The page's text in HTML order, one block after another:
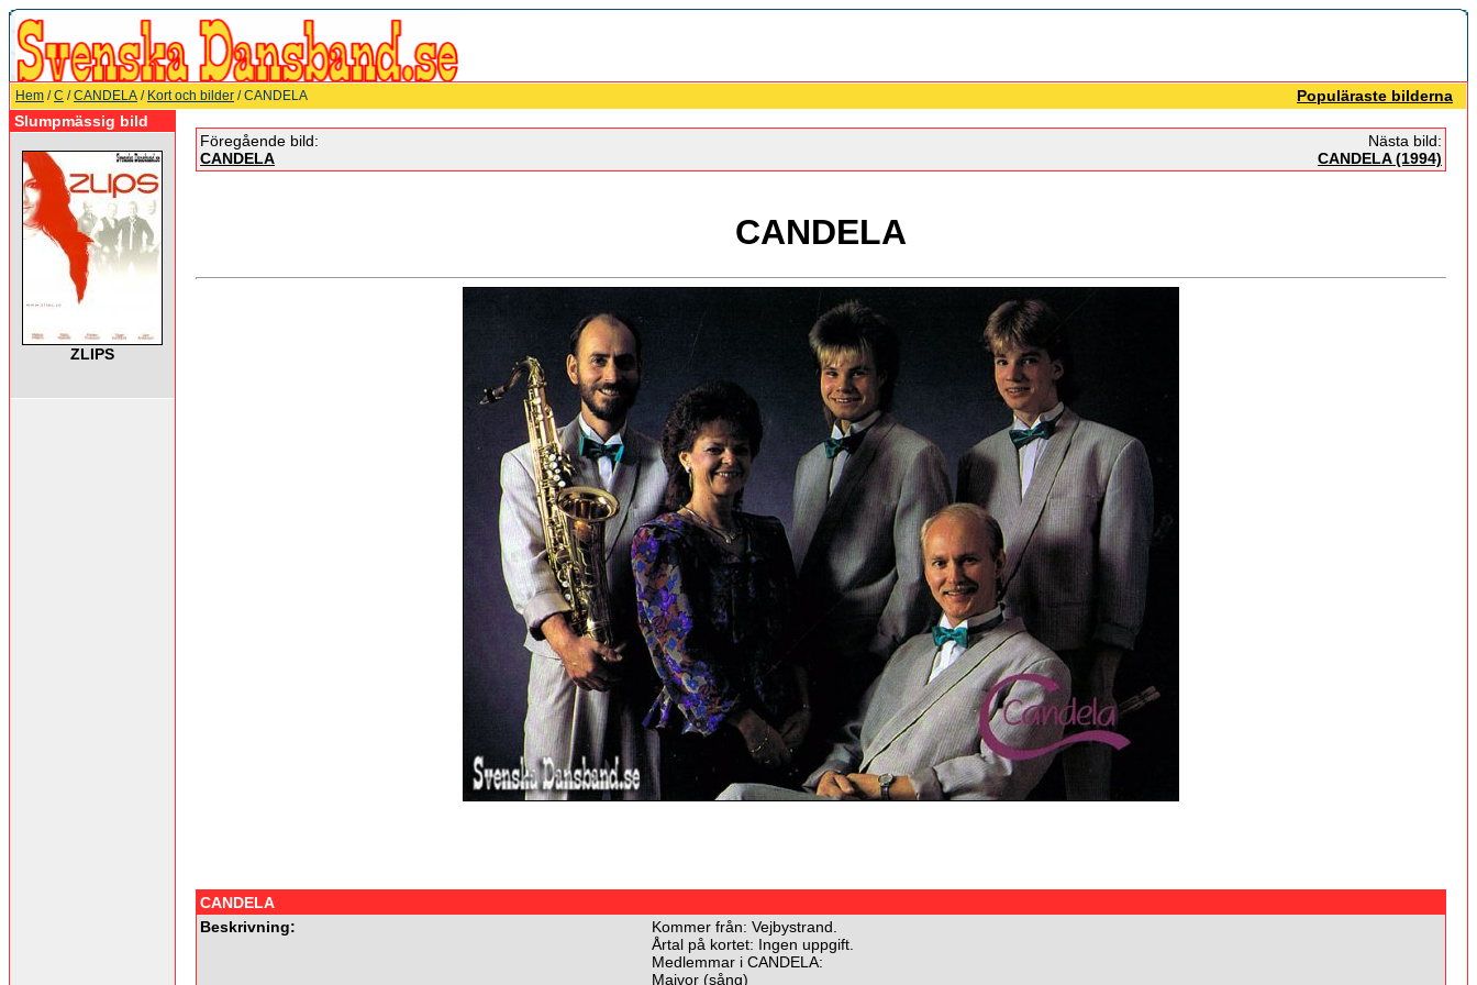
Hem /C /CANDELA / Kort och bilder / CANDELA
Populäraste bilderna
Slumpmässig bild
ZLIPS
Föregående bild:
CANDELA
Nästa bild:
CANDELA (1994)
CANDELA
CANDELA
Beskrivning:
Kommer från: Vejbystrand.
Årtal på kortet: Ingen uppgift.
Medlemmar i CANDELA:
Maivor (sång)